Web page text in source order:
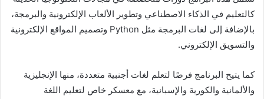
كالتعليم في الذكاء الاصطناعي وتطوير الألعاب الإلكترونية والبرمجة،
بالإضافة إلى لغات البرمجة مثل Python وتصميم المواقع الإلكترونية
والتسويق الإلكتروني.
كما يتيح البرنامج فرصًا لتعلم لغات أجنبية متعددة، منها الإنجليزية
والألمانية والكورية والإسبانية، مع معسكر خاص لتعليم اللغة